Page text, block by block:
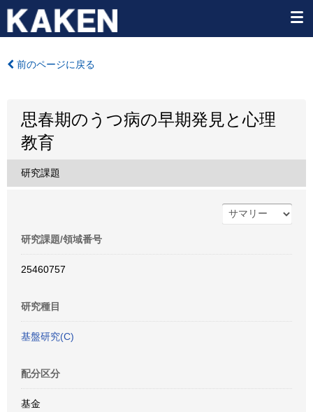
前のページに戻る
思春期のうつ病の早期発見と心理
教育
研究課題
研究課題/領域番号
25460757
研究種目
基盤研究(C)
配分区分
基金